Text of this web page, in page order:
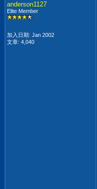
anderson1127
Elite Member
加入日期: Jan 2002
文章: 4,040